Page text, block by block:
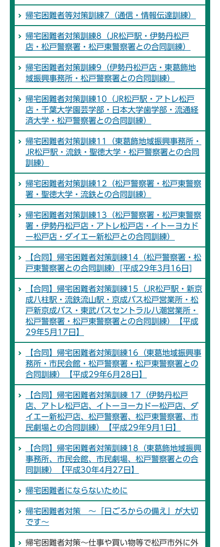
帰宅困難者等対策訓練7（通信・情報伝達訓練）
帰宅困難者対策訓練8（JR松戸駅・伊勢丹松戸
店・松戸警察署・松戸東警察署との合同訓練）
帰宅困難者対策訓練9（伊勢丹松戸店・東葛飾地
域振興事務所・松戸警察署との合同訓練）
帰宅困難者対策訓練10（JR松戸駅・アトレ松戸
店・千葉大学園芸学部・日本大学歯学部・流通経
済大学・松戸警察署との合同訓練）
帰宅困難者対策訓練11（東葛飾地域振興事務所・
JR松戸駅・流鉄・聖徳大学・松戸警察署との合同
訓練）
帰宅困難者対策訓練12（松戸警察署・松戸東警察
署・聖徳大学・流鉄との合同訓練）
帰宅困難者対策訓練13（松戸警察署・松戸東警察
署・伊勢丹松戸店・アトレ松戸店・イトーヨカド
ー松戸店・ダイエー新松戸との合同訓練）
【合同】帰宅困難者対策訓練14（松戸警察署・松
戸東警察署との合同訓練）[平成29年3月16日]
【合同】帰宅困難者対策訓練15（JR松戸駅・新京
成八柱駅・流鉄流山駅・京成バス松戸営業所・松
戸新京成バス・東武バスセントラル八潮営業所・
松戸警察署・松戸東警察署との合同訓練）【平成
29年5月17日】
【合同】帰宅困難者対策訓練16（東葛地域振興事
務所・市民会館・松戸警察署・松戸東警察署との
合同訓練）【平成29年6月28日】
【合同】帰宅困難者対策訓練 17（伊勢丹松戸
店、アトレ松戸店、イトーヨーカドー松戸店、ダ
イエー新松戸店、松戸警察署、松戸東警察署、市
民劇場との合同訓練）【平成29年9月1日】
【合同】帰宅困難者対策訓練18（東葛飾地域振興
事務所、市民会館、市民劇場、松戸警察署との合
同訓練）【平成30年4月27日】
帰宅困難者にならないために
帰宅困難者対策 ～「日ごろからの備え」が大切
です～
帰宅困難者対策～仕事や買い物等で松戸市外に外